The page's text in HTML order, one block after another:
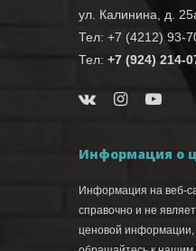
ул. Калинина, д.
Тел: +7 (4212) 93-
Тел: +7 (924) 214-
Информация о
Информация на веб-
справочно и не
ценовой информации,